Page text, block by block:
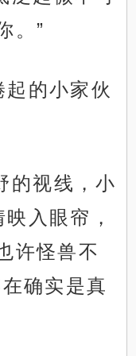
。”
起的小家伙
的视线，小
入眼帘，
许怪兽不
确实是真